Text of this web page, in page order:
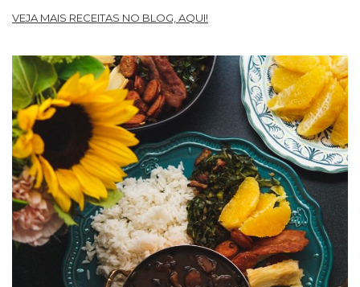
VEJA MAIS RECEITAS NO BLOG, AQUI!